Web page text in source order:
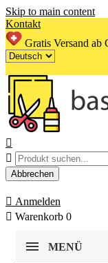
Skip to main content
Kontakt
Gratis Versand ab


Abbrechen
 Anmelden
 Warenkorb 0
MENÜ